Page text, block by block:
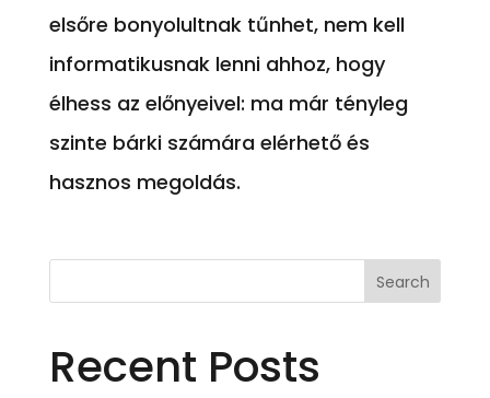
elsőre bonyolultnak tűnhet, nem kell
informatikusnak lenni ahhoz, hogy
élhess az előnyeivel: ma már tényleg
szinte bárki számára elérhető és
hasznos megoldás.
Recent Posts